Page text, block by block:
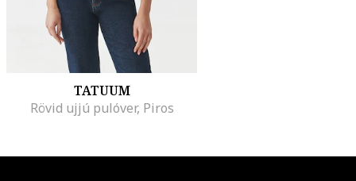
TATUUM
Rövid ujjú pulóver, Piros